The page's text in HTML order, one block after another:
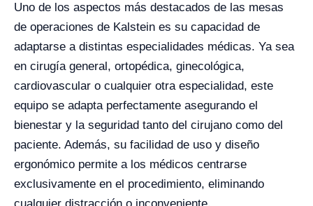
Uno de los aspectos más destacados de las mesas
de operaciones de Kalstein es su capacidad de
adaptarse a distintas especialidades médicas. Ya sea
en cirugía general, ortopédica, ginecológica,
cardiovascular o cualquier otra especialidad, este
equipo se adapta perfectamente asegurando el
bienestar y la seguridad tanto del cirujano como del
paciente. Además, su facilidad de uso y diseño
ergonómico permite a los médicos centrarse
exclusivamente en el procedimiento, eliminando